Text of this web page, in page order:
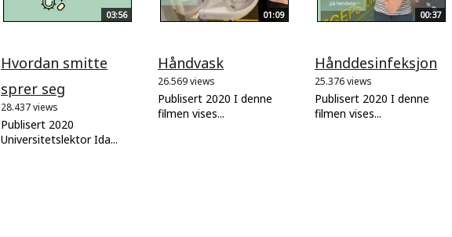
03:56
Hvordan smitte
sprer seg
28.437 views
Publisert 2020
Universitetslektor Ida...
01:09
Håndvask
26.569 views
Publisert 2020 I denne
filmen vises...
00:37
Hånddesinfeksjon
25.376 views
Publisert 2020 I denne
filmen vises...